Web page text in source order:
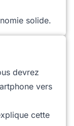
solide.
devrez
vers
cette